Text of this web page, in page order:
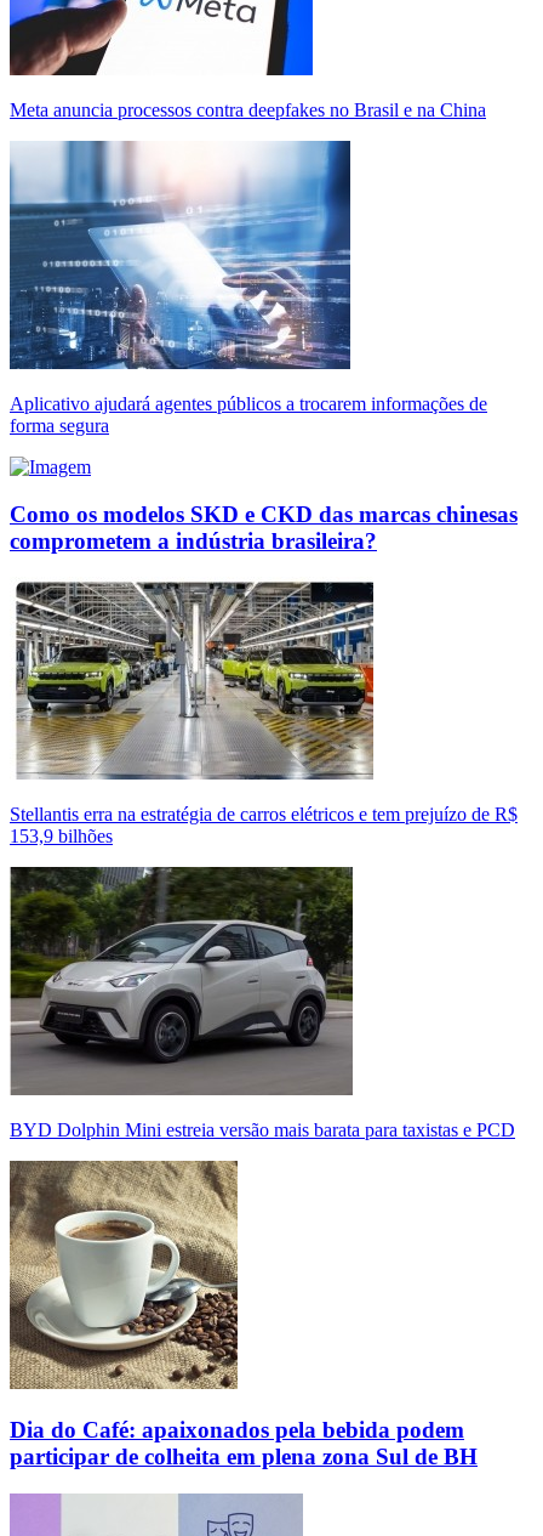
Meta anuncia processos contra deepfakes no Brasil e na China
Aplicativo ajudará agentes públicos a trocarem informações de
forma segura
Como os modelos SKD e CKD das marcas chinesas
comprometem a indústria brasileira?
Stellantis erra na estratégia de carros elétricos e tem prejuízo de R$
153,9 bilhões
BYD Dolphin Mini estreia versão mais barata para taxistas e PCD
Dia do Café: apaixonados pela bebida podem
participar de colheita em plena zona Sul de BH